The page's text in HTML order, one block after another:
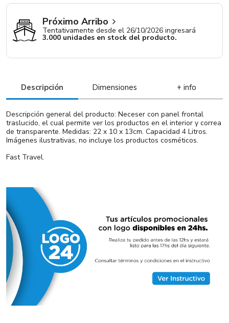
Próximo Arribo
Tentativamente desde el 26/10/2026 ingresará
3.000 unidades en stock del producto.
Descripción Dimensiones + info
Descripción general del producto: Neceser con panel frontal
traslucido, el cual permite ver los productos en el interior y correa
de transparente. Medidas: 22 x 10 x 13cm. Capacidad 4 Litros.
Imágenes ilustrativas, no incluye los productos cosméticos.
Fast Travel.